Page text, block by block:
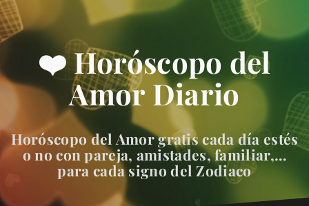
❤️ Horóscopo del
Amor Diario
Horóscopo del Amor gratis cada día estés
o no con pareja, amistades, familiar,…
para cada signo del Zodiaco